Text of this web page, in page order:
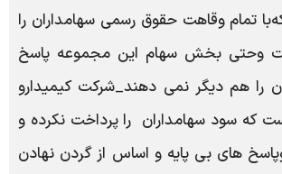
تمام وقاهت حقوق رسمی سهامداران را
وحتی بخش سهام این مجموعه پاسخ
را هم دیگر نمی دهند_شرکت کیمیدارو
که سود سهامداران را پرداخت نکرده و
های بی پایه و اساس از گردن نهادن